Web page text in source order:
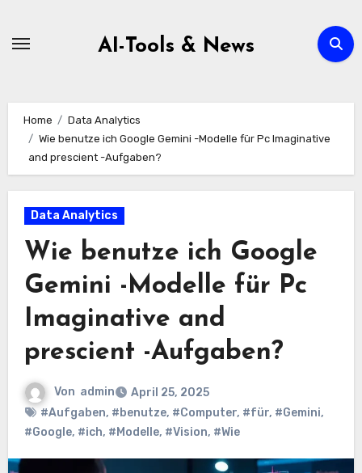
AI-Tools & News
Home
Data Analytics
Wie benutze ich Google Gemini -Modelle für Pc Imaginative
and prescient -Aufgaben?
Data Analytics
Wie benutze ich Google
Gemini -Modelle für Pc
Imaginative and
prescient -Aufgaben?
Von admin
April 25, 2025
#Aufgaben, #benutze, #Computer, #für, #Gemini,
#Google, #ich, #Modelle, #Vision, #Wie